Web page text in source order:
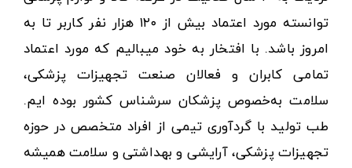
توانسته مورد اعتماد بیش از ۱۲۰ هزار نفر کاربر تا به
امروز باشد. با افتخار به خود میبالیم که مورد اعتماد
تمامی کابران و فعالان صنعت تجهیزات پزشکی،
سلامت به‌خصوص پزشکان سرشناس کشور بوده ایم.
طب تولید با گردآوری تیمی از افراد متخصص در حوزه
تجهیزات پزشکی، آرایشی و بهداشتی و سلامت همیشه